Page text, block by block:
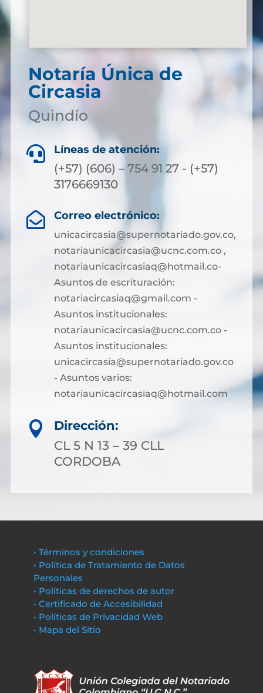
Notaría Única de
Circasia
Quindío
 Líneas de atención:
(+57) (606) – 754 91 27 - (+57)
3176669130
 Correo electrónico:
unicacircasia@supernotariado.gov.co,
notariaunicacircasia@ucnc.com.co ,
notariaunicacircasiaq@hotmail.co-
Asuntos de escrituración:
notariacircasiaq@gmail.com -
Asuntos institucionales:
notariaunicacircasia@ucnc.com.co -
Asuntos institucionales:
unicacircasia@supernotariado.gov.co
- Asuntos varios:
notariaunicacircasiaq@hotmail.com

Dirección:
CL 5 N 13 – 39 CLL
CORDOBA
• Términos y condiciones
• Política de Tratamiento de Datos
Personales
• Políticas de derechos de autor
• Certificado de Accesibilidad
• Políticas de Privacidad Web
• Mapa del Sitio